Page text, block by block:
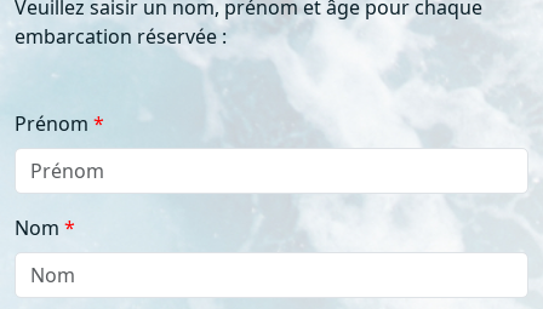
Veuillez saisir un nom, prénom et âge pour chaque
embarcation réservée :
Prénom
Nom